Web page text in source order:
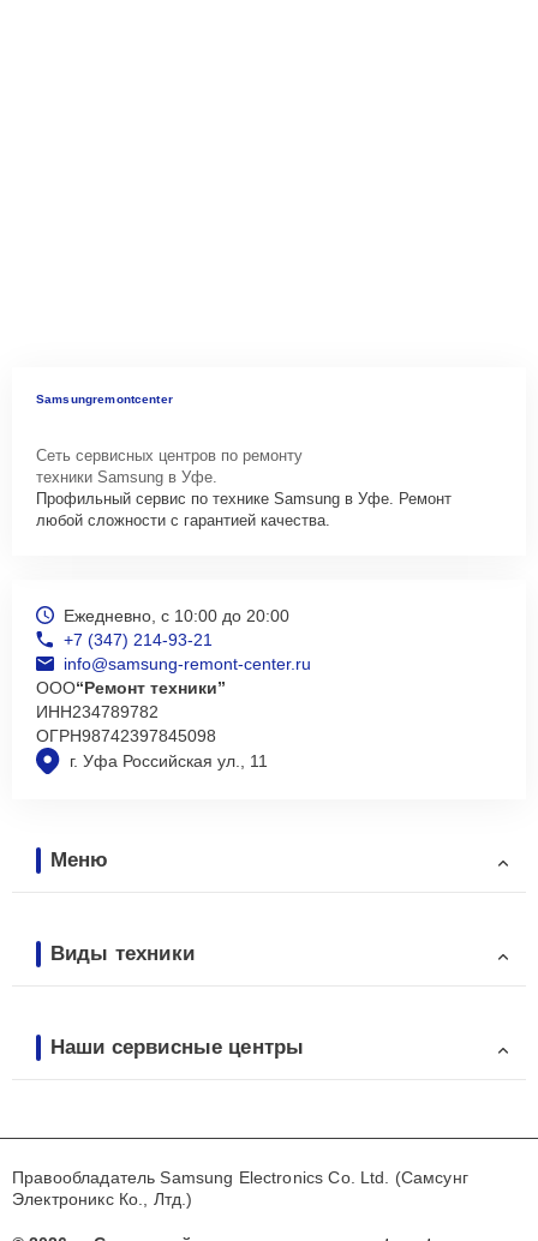
Samsungremontcenter
Сеть сервисных центров по ремонту
техники Samsung в Уфе.
Профильный сервис по технике Samsung в Уфе. Ремонт
любой сложности с гарантией качества.
г. Уфа Российская ул., 11
Ежедневно, с 10:00 до 20:00
+7 (347) 214-93-21
info@samsung-remont-center.ru
ООО“Ремонт техники”
ИНН234789782
ОГРН98742397845098
Меню
Виды техники
Наши сервисные центры
Правообладатель Samsung Electronics Co. Ltd. (Самсунг
Электроникс Ко., Лтд.)